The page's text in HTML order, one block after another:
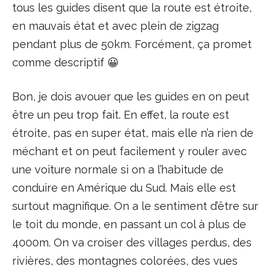
tous les guides disent que la route est étroite,
en mauvais état et avec plein de zigzag
pendant plus de 50km. Forcément, ça promet
comme descriptif 😀
Bon, je dois avouer que les guides en on peut
être un peu trop fait. En effet, la route est
étroite, pas en super état, mais elle n’a rien de
méchant et on peut facilement y rouler avec
une voiture normale si on a l’habitude de
conduire en Amérique du Sud. Mais elle est
surtout magnifique. On a le sentiment d’être sur
le toit du monde, en passant un col à plus de
4000m. On va croiser des villages perdus, des
rivières, des montagnes colorées, des vues